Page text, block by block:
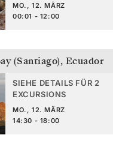
MO., 12. MÄRZ
00:01 - 12:00
(Santiago), Ecuador
SIEHE DETAILS FÜR 2
EXCURSIONS
MO., 12. MÄRZ
14:30 - 18:00